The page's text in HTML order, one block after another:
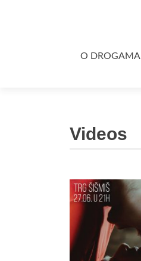
SkipO DROGAMA
Videos